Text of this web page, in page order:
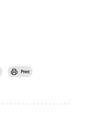
Print